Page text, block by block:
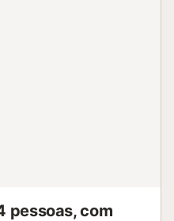
pessoas, com